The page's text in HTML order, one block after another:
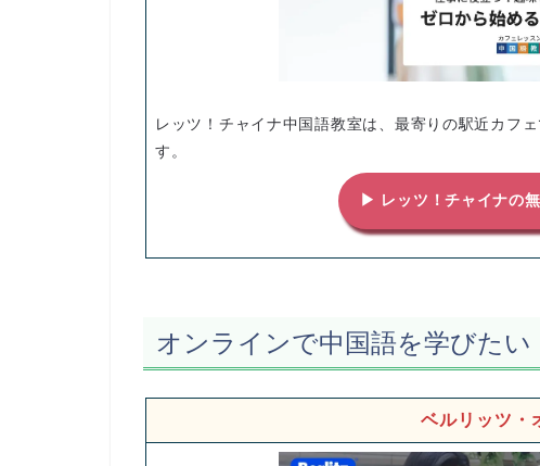
レッツ！チャイナ中国語教室は、最寄りの駅近カフ
す。
▶ レッツ！チャイナの
オンラインで中国語を学びたい
ベルリッツ・